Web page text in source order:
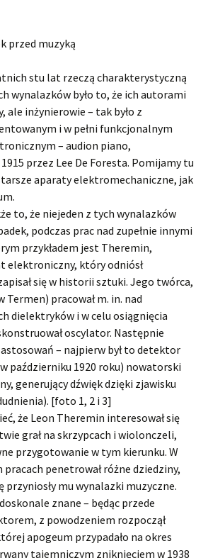
przed muzyką
stu lat rzeczą charakterystyczną
wynalazków było to, że ich autorami
ale inżynierowie – tak było z
i w pełni funkcjonalnym
– audion piano,
przez Lee De Foresta. Pomijamy tu
aparaty elektromechaniczne, jak
to, że niejeden z tych wynalazków
podczas prac nad zupełnie innymi
przykładem jest Theremin,
elektroniczny, który odniósł
się w historii sztuki. Jego twórca,
Termen) pracował m. in. nad
dielektryków i w celu osiągnięcia
oscylator. Następnie
– najpierw był to detektor
październiku 1920 roku) nowatorski
generujący dźwięk dzięki zjawisku
[foto 1, 2 i 3]
że Leon Theremin interesował się
grał na skrzypcach i wiolonczeli,
przygotowanie w tym kierunku. W
penetrował różne dziedziny,
przyniosły mu wynalazki muzyczne.
znane – będąc przede
z powodzeniem rozpoczął
apogeum przypadało na okres
tajemniczym zniknięciem w 1938